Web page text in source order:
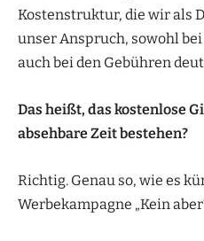
Kostenstruktur, die wir als
unser Anspruch, sowohl
auch bei den Gebühren
Das heißt, das kostenlose
absehbare Zeit bestehen?
Richtig. Genau so, wie es
Werbekampagne „Kein